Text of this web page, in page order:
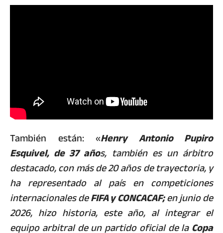
También están: «Henry Antonio Pupiro
Esquivel, de 37 años, también es un árbitro
destacado, con más de 20 años de trayectoria, y
ha representado al país en competiciones
internacionales deFIFA y CONCACAF;en junio de
2026, hizo historia, este año, al integrar el
equipo arbitral de un partido oficial de laCopa